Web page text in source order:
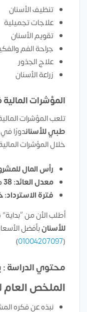
تنظيف الأسنان
علاجات تجميلية
تقويم الأسنان
جراحة الفم
علاج الجذور
زراعة الأسنان
المؤشرات
تلعب المؤشرات
طبي للأسناندورًا
خلال المؤشرات
رأس المال للمشروع: 750 الف
معدل العائد: 38 %
فترة الاسترداد:
أطلب الأن من
للأسنانبأفضل
(
01004207097
)
محتوي الدراسة :
الملخص العام
نبذه عن فكره